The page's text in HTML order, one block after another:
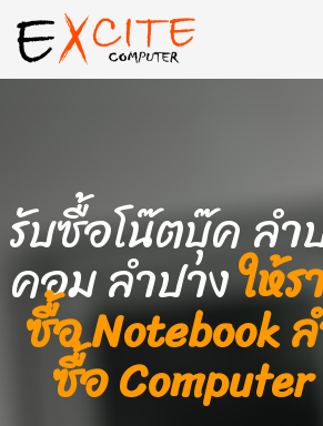
รับซื้อโน๊ตบุ๊ค ลำ
คอม ลำปางให้ร
ซื้อ Notebook
ซื้อ